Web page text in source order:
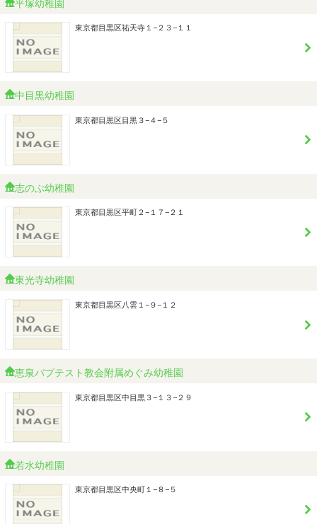
東京都目黒区祐天寺１−２３−１１
中目黒幼稚園
東京都目黒区目黒３−４−５
志のぶ幼稚園
東京都目黒区平町２−１７−２１
東光寺幼稚園
東京都目黒区八雲１−９−１２
恵泉バプテスト教会附属めぐみ幼稚園
東京都目黒区中目黒３−１３−２９
若水幼稚園
東京都目黒区中央町１−８−５